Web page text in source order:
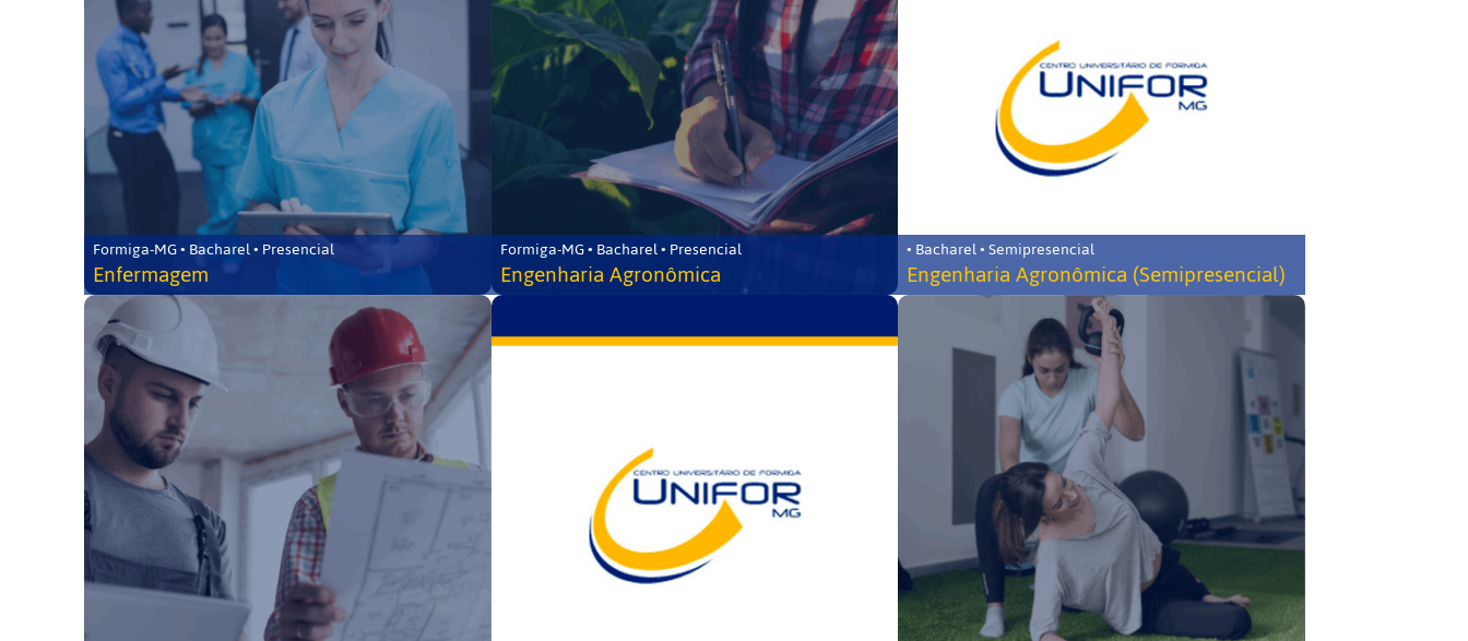
Formiga-MG • Bacharel • Presencial
Enfermagem
Formiga-MG • Bacharel • Presencial
Engenharia Agronômica
• Bacharel • Semipresencial
Engenharia Agronômica (Semipresencial)